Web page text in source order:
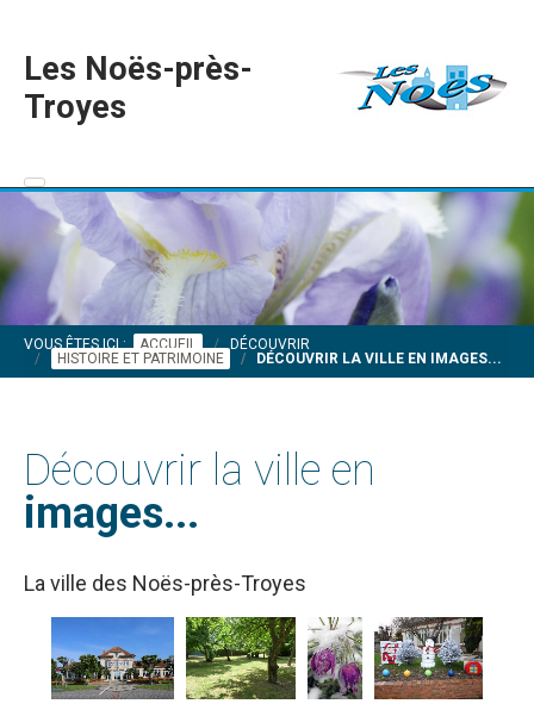
Les Noës-près-
Troyes
VOUS ÊTES ICI : ACCUEIL
DÉCOUVRIR
HISTOIRE ET PATRIMOINE
DÉCOUVRIR LA VILLE EN IMAGES...
Découvrir la ville en
images...
La ville des Noës-près-Troyes